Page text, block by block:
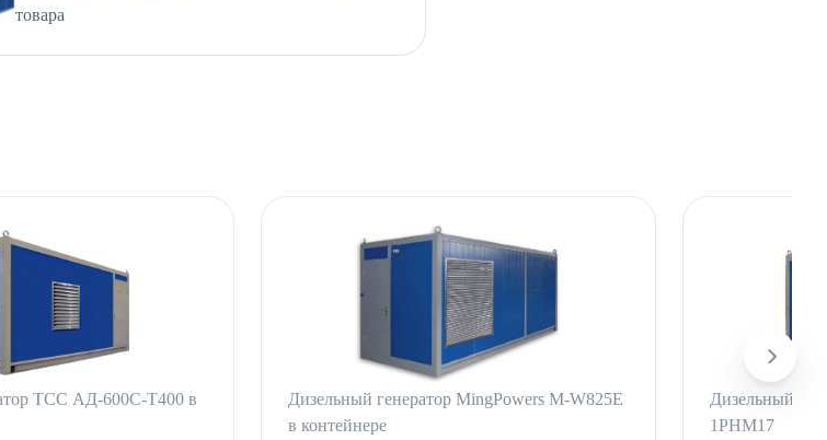
товара
ТСС АД-600С-Т400 в
Дизельный генератор MingPowers M-W825E
в контейнере
Дизельный
1РНМ17